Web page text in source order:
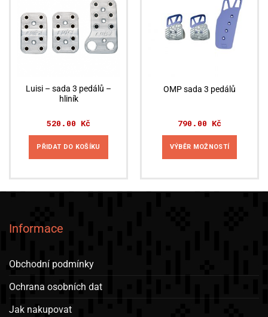
Luisi – sada 3 pedálů –
hliník
520.00 Kč
PŘIDAT DO KOŠÍKU
OMP sada 3 pedálů
790.00 Kč
VÝBĚR MOŽNOSTÍ
má
Informace
Obchodní podmínky
Ochrana osobních dat
Jak nakupovat